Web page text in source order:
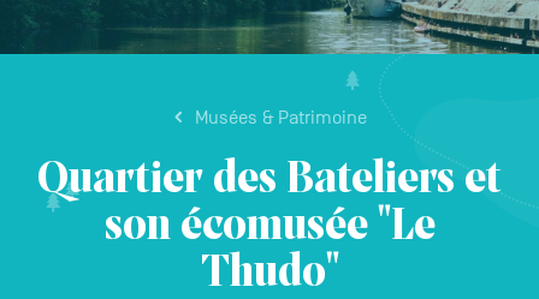
Musées & Patrimoine
Quartier des Bateliers et
son écomusée "Le
Thudo"